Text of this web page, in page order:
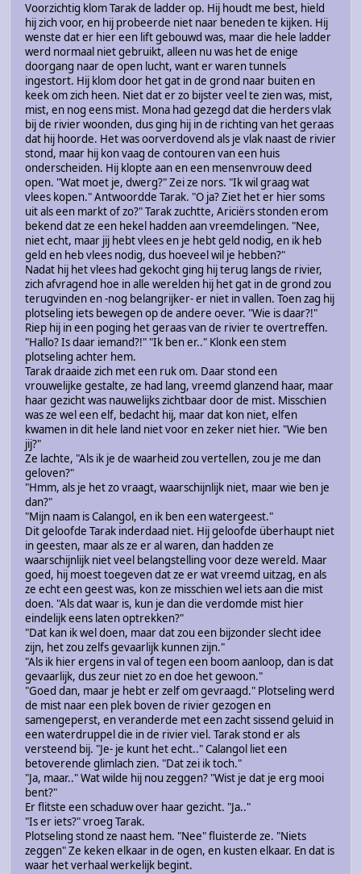
Voorzichtig klom Tarak de ladder op. Hij houdt me best, hield
hij zich voor, en hij probeerde niet naar beneden te kijken. Hij
wenste dat er hier een lift gebouwd was, maar die hele ladder
werd normaal niet gebruikt, alleen nu was het de enige
doorgang naar de open lucht, want er waren tunnels
ingestort. Hij klom door het gat in de grond naar buiten en
keek om zich heen. Niet dat er zo bijster veel te zien was, mist,
mist, en nog eens mist. Mona had gezegd dat die herders vlak
bij de rivier woonden, dus ging hij in de richting van het geraas
dat hij hoorde. Het was oorverdovend als je vlak naast de rivier
stond, maar hij kon vaag de contouren van een huis
onderscheiden. Hij klopte aan en een mensenvrouw deed
open. "Wat moet je, dwerg?" Zei ze nors. "Ik wil graag wat
vlees kopen." Antwoordde Tarak. "O ja? Ziet het er hier soms
uit als een markt of zo?" Tarak zuchtte, Ariciërs stonden erom
bekend dat ze een hekel hadden aan vreemdelingen. "Nee,
niet echt, maar jij hebt vlees en je hebt geld nodig, en ik heb
geld en heb vlees nodig, dus hoeveel wil je hebben?"
Nadat hij het vlees had gekocht ging hij terug langs de rivier,
zich afvragend hoe in alle werelden hij het gat in de grond zou
terugvinden en -nog belangrijker- er niet in vallen. Toen zag hij
plotseling iets bewegen op de andere oever. "Wie is daar?!"
Riep hij in een poging het geraas van de rivier te overtreffen.
"Hallo? Is daar iemand?!" "Ik ben er.." Klonk een stem
plotseling achter hem.
Tarak draaide zich met een ruk om. Daar stond een
vrouwelijke gestalte, ze had lang, vreemd glanzend haar, maar
haar gezicht was nauwelijks zichtbaar door de mist. Misschien
was ze wel een elf, bedacht hij, maar dat kon niet, elfen
kwamen in dit hele land niet voor en zeker niet hier. "Wie ben
jij?"
Ze lachte, "Als ik je de waarheid zou vertellen, zou je me dan
geloven?"
"Hmm, als je het zo vraagt, waarschijnlijk niet, maar wie ben je
dan?"
"Mijn naam is Calangol, en ik ben een watergeest."
Dit geloofde Tarak inderdaad niet. Hij geloofde überhaupt niet
in geesten, maar als ze er al waren, dan hadden ze
waarschijnlijk niet veel belangstelling voor deze wereld. Maar
goed, hij moest toegeven dat ze er wat vreemd uitzag, en als
ze echt een geest was, kon ze misschien wel iets aan die mist
doen. "Als dat waar is, kun je dan die verdomde mist hier
eindelijk eens laten optrekken?"
"Dat kan ik wel doen, maar dat zou een bijzonder slecht idee
zijn, het zou zelfs gevaarlijk kunnen zijn."
"Als ik hier ergens in val of tegen een boom aanloop, dan is dat
gevaarlijk, dus zeur niet zo en doe het gewoon."
"Goed dan, maar je hebt er zelf om gevraagd." Plotseling werd
de mist naar een plek boven de rivier gezogen en
samengeperst, en veranderde met een zacht sissend geluid in
een waterdruppel die in de rivier viel. Tarak stond er als
versteend bij. "Je- je kunt het echt.." Calangol liet een
betoverende glimlach zien. "Dat zei ik toch."
"Ja, maar.." Wat wilde hij nou zeggen? "Wist je dat je erg mooi
bent?"
Er flitste een schaduw over haar gezicht. "Ja.."
"Is er iets?" vroeg Tarak.
Plotseling stond ze naast hem. "Nee" fluisterde ze. "Niets
zeggen" Ze keken elkaar in de ogen, en kusten elkaar. En dat is
waar het verhaal werkelijk begint.